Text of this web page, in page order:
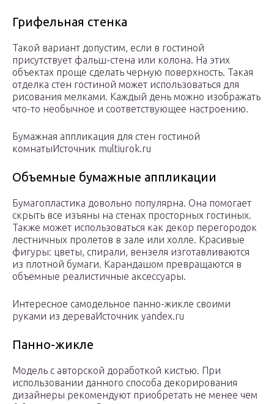
Грифельная стенка
Такой вариант допустим, если в гостиной
присутствует фальш-стена или колона. На этих
объектах проще сделать черную поверхность. Такая
отделка стен гостиной может использоваться для
рисования мелками. Каждый день можно изображать
что-то необычное и соответствующее настроению.
Бумажная аппликация для стен гостиной
комнатыИсточник multiurok.ru
Объемные бумажные аппликации
Бумагопластика довольно популярна. Она помогает
скрыть все изъяны на стенах просторных гостиных.
Также может использоваться как декор перегородок
лестничных пролетов в зале или холле. Красивые
фигуры: цветы, спирали, вензеля изготавливаются
из плотной бумаги. Карандашом превращаются в
объемные реалистичные аксессуары.
Интересное самодельное панно-жикле своими
руками из дереваИсточник yandex.ru
Панно-жикле
Модель с авторской доработкой кистью. При
использовании данного способа декорирования
дизайнеры рекомендуют приобретать не менее чем